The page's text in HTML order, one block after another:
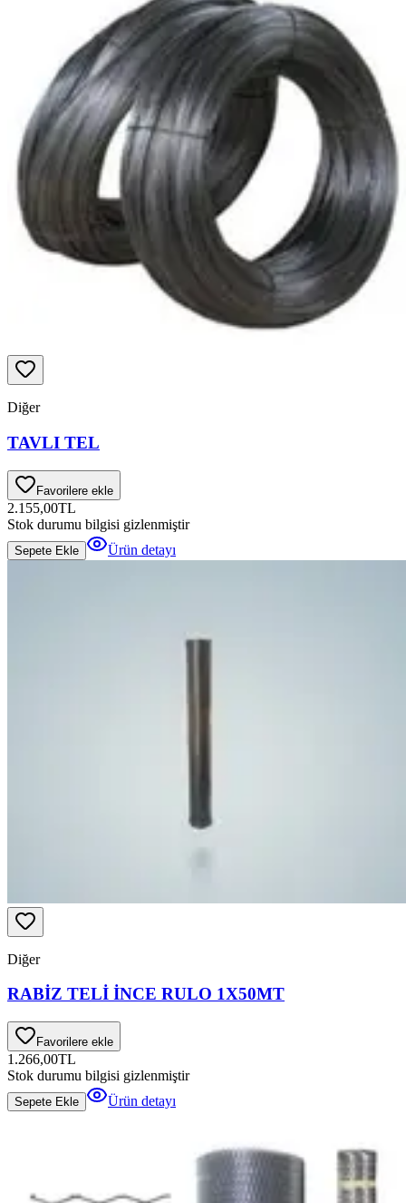
Diğer
TAVLI TEL
Favorilere ekle
2.155,00TL
Stok durumu bilgisi gizlenmiştir
Sepete Ekle Ürün detayı
Diğer
RABİZ TELİ İNCE RULO 1X50MT
Favorilere ekle
1.266,00TL
Stok durumu bilgisi gizlenmiştir
Sepete Ekle Ürün detayı